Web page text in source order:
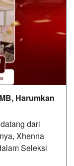
Harumkan
dari
Xhenna
Seleksi